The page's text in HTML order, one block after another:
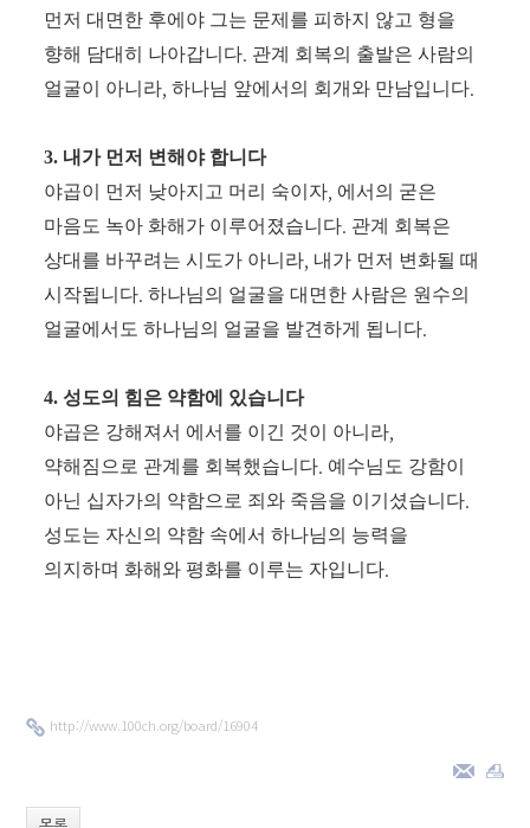
먼저 대면한 후에야 그는 문제를 피하지 않고 형을
향해 담대히 나아갑니다. 관계 회복의 출발은 사람의
얼굴이 아니라,하나님 앞에서의 회개와 만남입니다.
3. 내가 먼저 변해야 합니다
야곱이 먼저 낮아지고 머리 숙이자, 에서의 굳은
마음도 녹아 화해가 이루어졌습니다. 관계 회복은
상대를 바꾸려는 시도가 아니라, 내가 먼저 변화될 때
시작됩니다.하나님의 얼굴을 대면한 사람은 원수의
얼굴에서도 하나님의 얼굴을 발견하게 됩니다.
4. 성도의 힘은 약함에 있습니다
야곱은 강해져서 에서를 이긴 것이 아니라,
약해짐으로 관계를 회복했습니다. 예수님도 강함이
아닌 십자가의 약함으로 죄와 죽음을 이기셨습니다.
성도는 자신의 약함 속에서 하나님의 능력을
의지하며 화해와 평화를 이루는 자입니다.
http://www.100ch.org/board/16904